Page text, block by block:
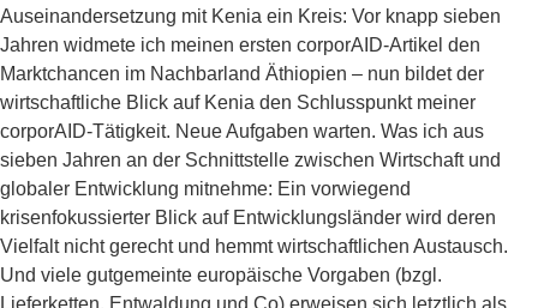
Auseinandersetzung mit Kenia ein Kreis: Vor knapp sieben
Jahren widmete ich meinen ersten corporAID-Artikel den
Marktchancen im Nachbarland Äthiopien – nun bildet der
wirtschaftliche Blick auf Kenia den Schlusspunkt meiner
corporAID-Tätigkeit. Neue Aufgaben warten. Was ich aus
sieben Jahren an der Schnittstelle zwischen Wirtschaft und
globaler Entwicklung mitnehme: Ein vorwiegend
krisenfokussierter Blick auf Entwicklungsländer wird deren
Vielfalt nicht gerecht und hemmt wirtschaftlichen Austausch.
Und viele gutgemeinte europäische Vorgaben (bzgl.
Lieferketten, Entwaldung und Co) erweisen sich letztlich als